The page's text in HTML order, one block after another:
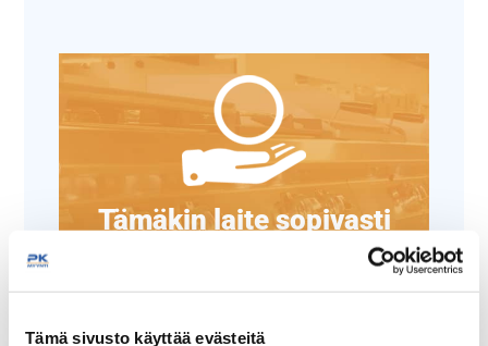
Tämä sivusto käyttää evästeitä
Tämäkin laite sopivasti